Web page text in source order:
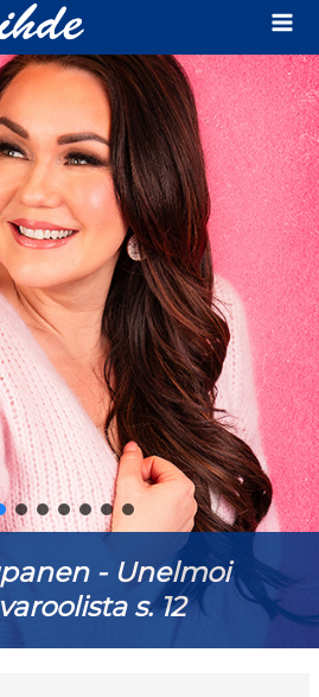
- Unelmoi
s. 12